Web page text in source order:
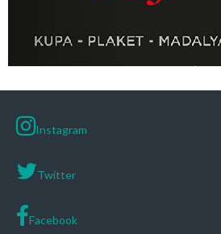
Instagram
Twitter
Facebook